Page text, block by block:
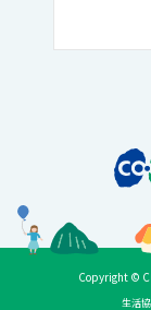
Copyright ©
生活